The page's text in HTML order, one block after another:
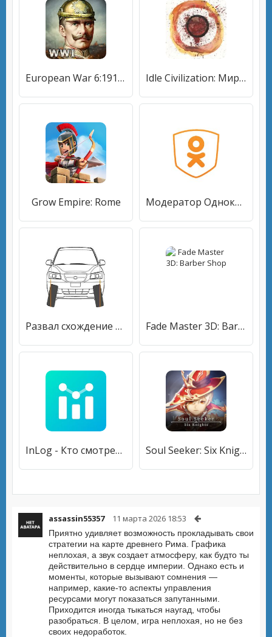
European War 6:1914 - WW1 Strategy Game Idle Civilization: Мировая история
Grow Empire: Rome Модератор Одноклассников
Развал схождение колес Fade Master 3D: Barber Shop
InLog - Кто смотрел мой профиль Instagram Soul Seeker: Six Knights
assassin55357 11 марта 2026 18:53
Приятно удивляет возможность прокладывать свои
стратегии на карте древнего Рима. Графика
неплохая, а звук создает атмосферу, как будто ты
действительно в сердце империи. Однако есть и
моменты, которые вызывают сомнения —
например, какие-то аспекты управления
ресурсами могут показаться запутанными.
Приходится иногда тыкаться наугад, чтобы
разобраться. В целом, игра неплохая, но не без
своих недоработок.